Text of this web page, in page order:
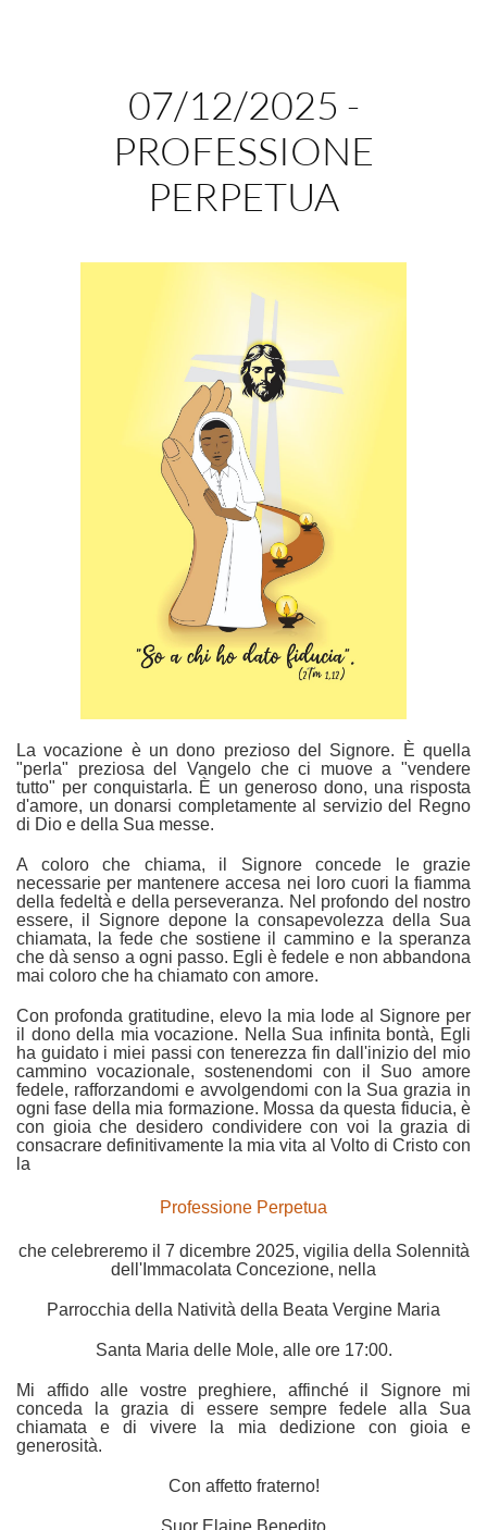
07/12/2025 -
PROFESSIONE
PERPETUA
La vocazione è un dono prezioso del Signore. È quella
"perla" preziosa del Vangelo che ci muove a "vendere
tutto" per conquistarla. È un generoso dono, una risposta
d'amore, un donarsi completamente al servizio del Regno
di Dio e della Sua messe.
A coloro che chiama, il Signore concede le grazie
necessarie per mantenere accesa nei loro cuori la fiamma
della fedeltà e della perseveranza. Nel profondo del nostro
essere, il Signore depone la consapevolezza della Sua
chiamata, la fede che sostiene il cammino e la speranza
che dà senso a ogni passo. Egli è fedele e non abbandona
mai coloro che ha chiamato con amore.
Con profonda gratitudine, elevo la mia lode al Signore per
il dono della mia vocazione. Nella Sua infinita bontà, Egli
ha guidato i miei passi con tenerezza fin dall'inizio del mio
cammino vocazionale, sostenendomi con il Suo amore
fedele, rafforzandomi e avvolgendomi con la Sua grazia in
ogni fase della mia formazione. Mossa da questa fiducia, è
con gioia che desidero condividere con voi la grazia di
consacrare definitivamente la mia vita al Volto di Cristo con
la
Professione Perpetua
che celebreremo il 7 dicembre 2025, vigilia della Solennità
dell'Immacolata Concezione, nella
Parrocchia della Natività della Beata Vergine Maria
Santa Maria delle Mole, alle ore 17:00.
Mi affido alle vostre preghiere, affinché il Signore mi
conceda la grazia di essere sempre fedele alla Sua
chiamata e di vivere la mia dedizione con gioia e
generosità.
Con affetto fraterno!
Suor Elaine Benedito